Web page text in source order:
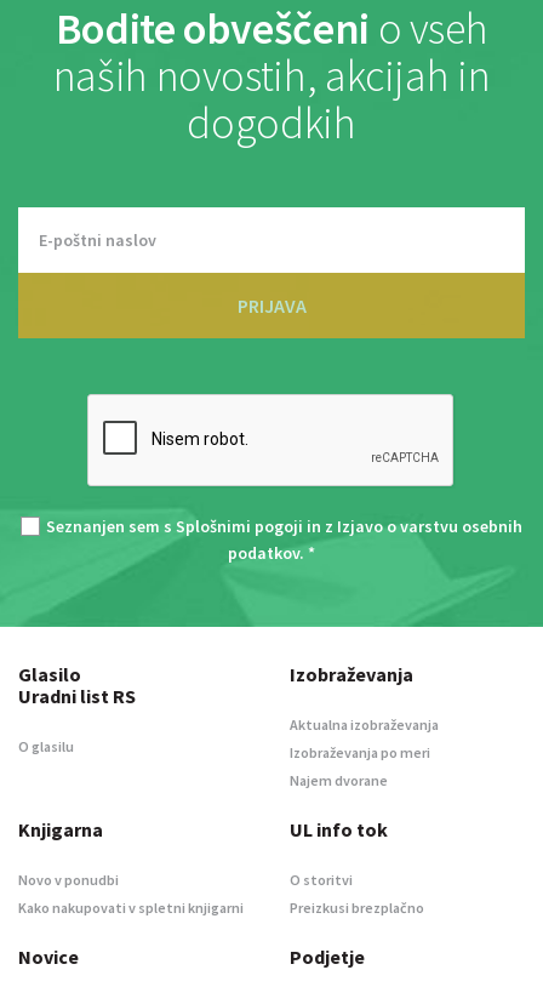
Bodite obveščeni o vseh
naših novostih, akcijah in
dogodkih
PRIJAVA
Seznanjen sem s Splošnimi pogoji in z Izjavo o varstvu osebnih
podatkov. *
Glasilo
Uradni list RS
O glasilu
Izobraževanja
Aktualna izobraževanja
Izobraževanja po meri
Najem dvorane
Knjigarna
Novo v ponudbi
Kako nakupovati v spletni knjigarni
UL info tok
O storitvi
Preizkusi brezplačno
Novice Podjetje